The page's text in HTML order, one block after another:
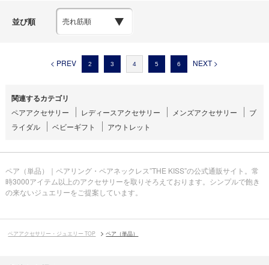
並び順
< PREV 2 3 4 5 6 NEXT >
関連するカテゴリ
ペアアクセサリー レディースアクセサリー メンズアクセサリー
ブ
ライダル
ベビーギフト アウトレット
ペア（単品）｜ペアリング・ペアネックレス”THE KISS”の公式通販サイト。常
時3000アイテム以上のアクセサリーを取りそろえております。シンプルで飽き
の来ないジュエリーをご提案しています。
ペアアクセサリー・ジュエリー TOP ペア（単品）